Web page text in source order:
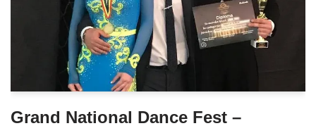
Grand National Dance Fest –